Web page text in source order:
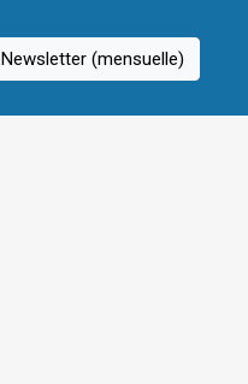
Newsletter (mensuelle)